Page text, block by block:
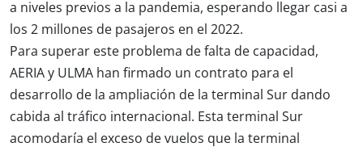
a niveles previos a la pandemia, esperando llegar casi a
los 2 millones de pasajeros en el 2022.
Para superar este problema de falta de capacidad,
AERIA y ULMA han firmado un contrato para el
desarrollo de la ampliación de la terminal Sur dando
cabida al tráfico internacional. Esta terminal Sur
acomodaría el exceso de vuelos que la terminal